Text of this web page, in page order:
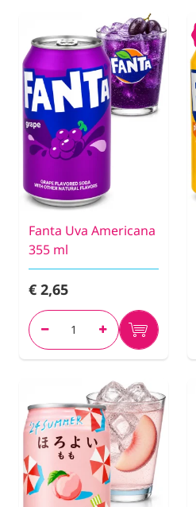
Fanta Uva Americana
355 ml
€ 2,65